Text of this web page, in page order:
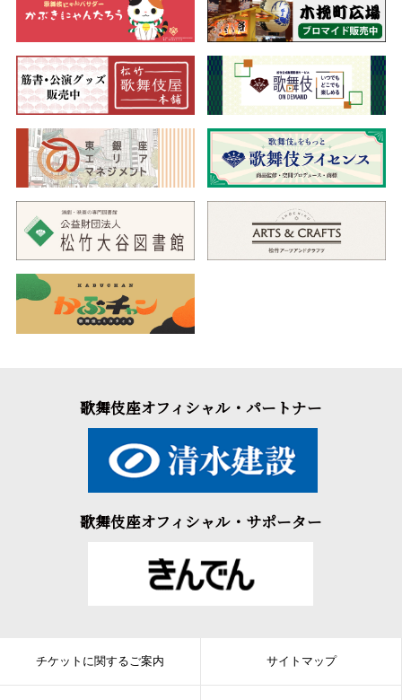
歌舞伎座オフィシャル・パートナー
歌舞伎座オフィシャル・サポーター
チケットに関するご案内 サイトマップ